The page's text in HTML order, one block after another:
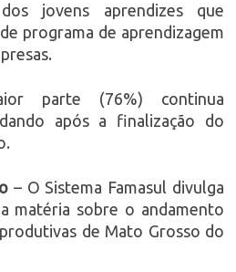
jovens aprendizes que
programa de aprendizagem
parte (76%) continua
após a finalização do
– O Sistema Famasul divulga
matéria sobre o andamento
de Mato Grosso do